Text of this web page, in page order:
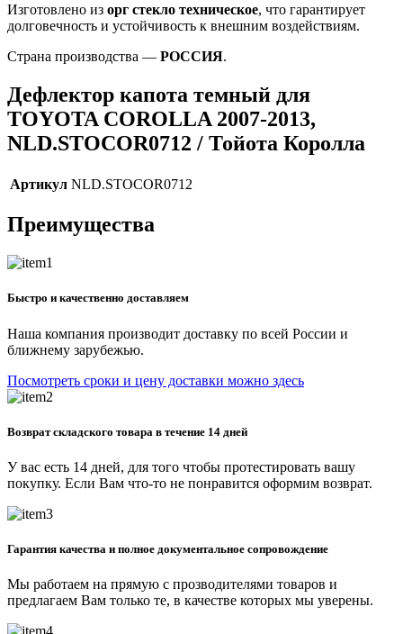
Изготовлено из орг стекло техническое, что гарантирует
долговечность и устойчивость к внешним воздействиям.
Страна производства — РОССИЯ.
Дефлектор капота темный для
TOYOTA COROLLA 2007-2013,
NLD.STOCOR0712 / Тойота Королла
Артикул NLD.STOCOR0712
Преимущества
Быстро и качественно доставляем
Наша компания производит доставку по всей России и
ближнему зарубежью.
Посмотреть сроки и цену доставки можно здесь
Возврат складского товара в течение 14 дней
У вас есть 14 дней, для того чтобы протестировать вашу
покупку. Если Вам что-то не понравится оформим возврат.
Гарантия качества и полное документальное сопровождение
Мы работаем на прямую с прозводителями товаров и
предлагаем Вам только те, в качестве которых мы уверены.